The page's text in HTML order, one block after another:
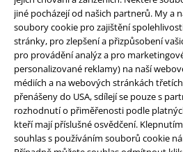
jiné pocházejí od našich partnerů. My a
soubory cookie pro zajištění
stránky, pro zlepšení a přizpůsobení
pro provádění analýz a pro
personalizované reklamy) na naší
médiích a na webových stránkách
přenášeny do USA, sdílejí se pouze s
rozhodnutí o přiměřenosti podle
kteří mají příslušné osvědčení. Klepnutím
souhlas s používáním souborů cookie
Právní informace
Podmínky
Prohlášení
Ochrana osobních údajů